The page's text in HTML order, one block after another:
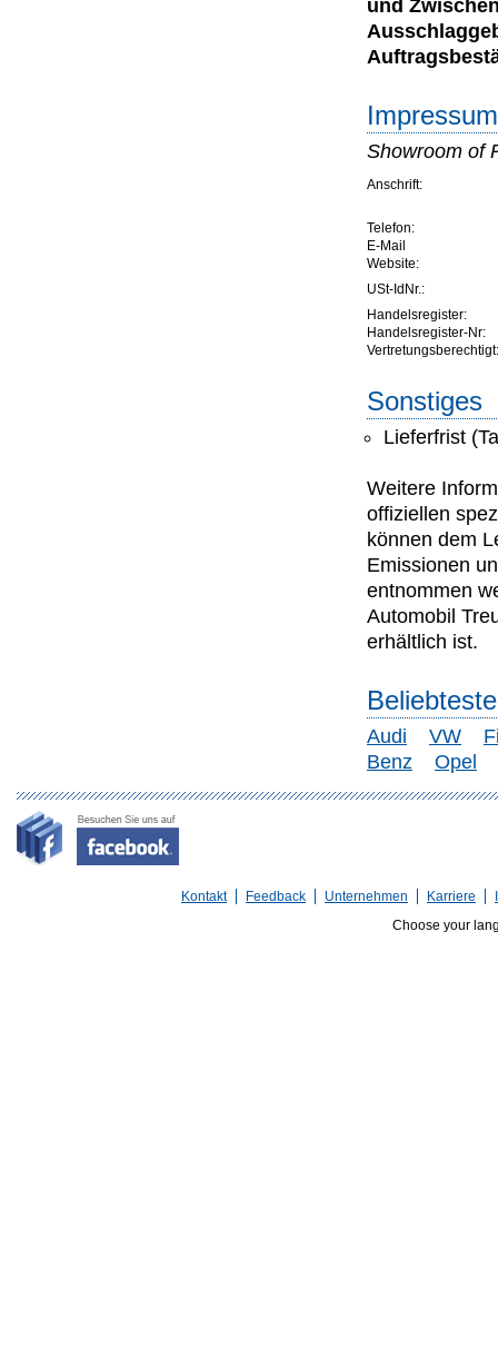
und
Showroom of
Anschrift:
Telefon:
E-Mail
Website:
USt-IdNr.:
Handelsregister:
Handelsregister-Nr:
Vertretungsberechtigt:
Sonstiges
Lieferfrist
Weitere
offiziellen
können dem
Emissionen
entnommen
Automobil
erhältlich ist.
Audi VW
Benz
Opel
Kontakt Feedback Unternehmen Karriere
Choose your